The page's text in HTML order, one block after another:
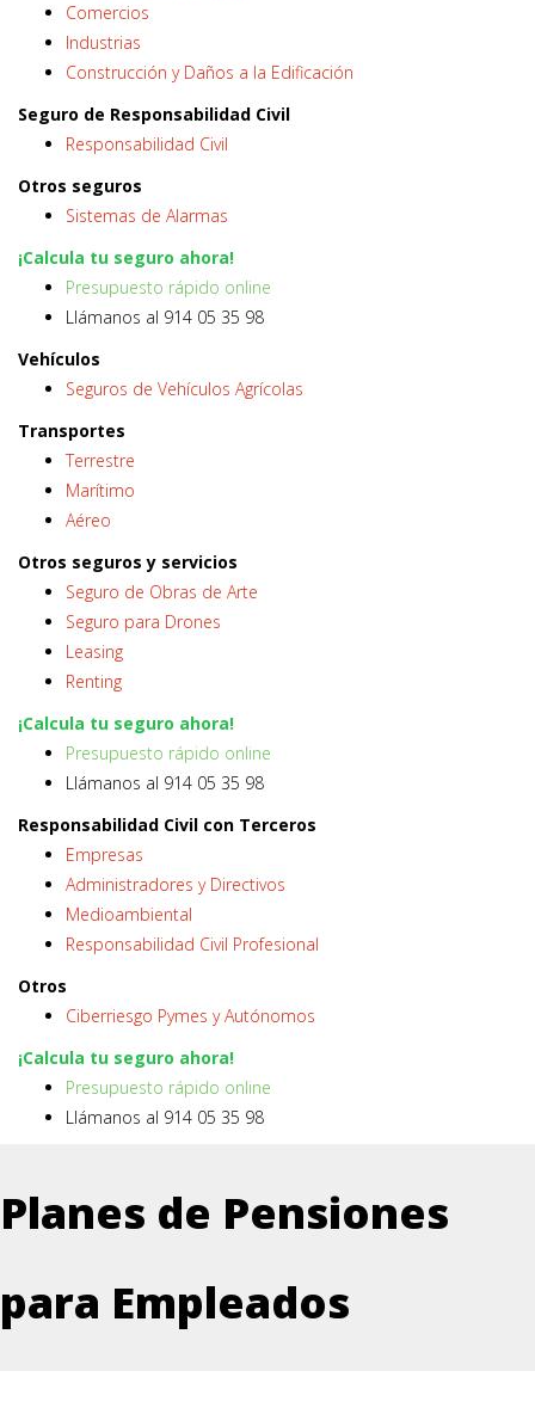
Comercios
Industrias
Construcción y Daños a la Edificación
Seguro de Responsabilidad Civil
Responsabilidad Civil
Otros seguros
Sistemas de Alarmas
¡Calcula tu seguro ahora!
Presupuesto rápido online
Llámanos al 914 05 35 98
Vehículos
Seguros de Vehículos Agrícolas
Transportes
Terrestre
Marítimo
Aéreo
Otros seguros y servicios
Seguro de Obras de Arte
Seguro para Drones
Leasing
Renting
¡Calcula tu seguro ahora!
Presupuesto rápido online
Llámanos al 914 05 35 98
Responsabilidad Civil con Terceros
Empresas
Administradores y Directivos
Medioambiental
Responsabilidad Civil Profesional
Otros
Ciberriesgo Pymes y Autónomos
¡Calcula tu seguro ahora!
Presupuesto rápido online
Llámanos al 914 05 35 98
Planes de Pensiones
para Empleados